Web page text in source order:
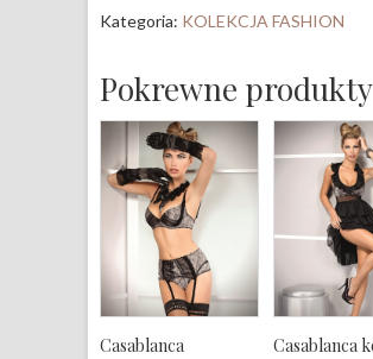
Kategoria: KOLEKCJA FASHION
Pokrewne produkty
Casablanca
Casablanca